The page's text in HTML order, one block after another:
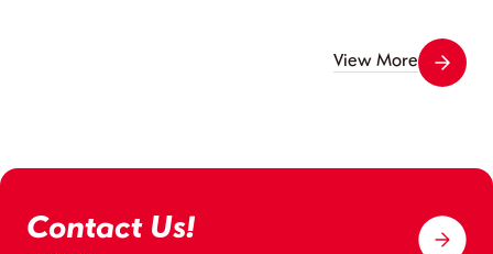
View More
Contact Us!